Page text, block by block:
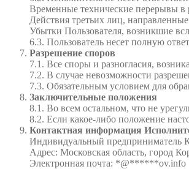
Временные технические перерывы в
Действия третьих лиц,
Убытки Пользователя, возникшие
6.3. Пользователь несет полную
Разрешение споров
7.1. Все споры и разногласия,
7.2. В случае невозможности
7.3. Обязательным условием для
Заключительные положения
8.1. Во всем остальном, что не
8.2. Если какое-либо положение
Контактная информация
Индивидуальный предприниматель
Адрес: Московская область, город
Электронная почта: *@******ov.info